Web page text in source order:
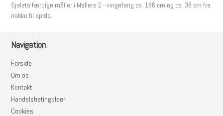
Sjalets færdige mål er i Møllers 2 - vingefang ca. 186 cm og ca. 38 cm fra
nakke til spids.
Navigation
Forside
Om os
Kontakt
Handelsbetingelser
Cookies